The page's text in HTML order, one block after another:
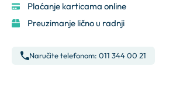
Plaćanje karticama online
Preuzimanje lično u radnji
Naručite telefonom: 011 344 00 21